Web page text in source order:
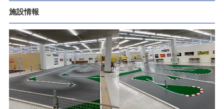
お詫び
2022/07/04
クルクル秋葉原店 臨時休業のお知らせ
2022/06/17
タムタム札幌店プラモデル展示会 「第3回 サツタム模型最前線Ver.境
界戦機」
2026/05/30(土)～2026/05/30(土)
カテゴリ：キャンペーン
【RC】RC MASTERS 北海道大会 開催！
2026/05/10(日)
カテゴリ：ラジコン
ありがとう50周年 創業50周年感謝祭Part2開催のお知らせ
施設情報